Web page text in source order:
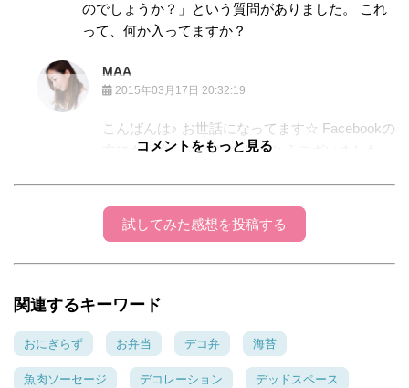
のでしょうか？」という質問がありました。 これ
って、何か入ってますか？
MAA
2015年03月17日 20:32:19
こんばんは♪ お世話になってます☆ Facebookの
方にも紹介して頂き ありがとうございました
タを見える様に刺して固定してます☆
かわいいですね！！ もうおにぎらずもデコる時代
なんですね・・・ ピクニックに持って行くのにぴ
ったりですね。 こんなにうまくできるか分かりま
せんが試してみます！
コメントをもっと見る
試してみた感想を投稿する
関連するキーワード
おにぎらず お弁当 デコ弁 海苔
魚肉ソーセージ デコレーション デッドスペース